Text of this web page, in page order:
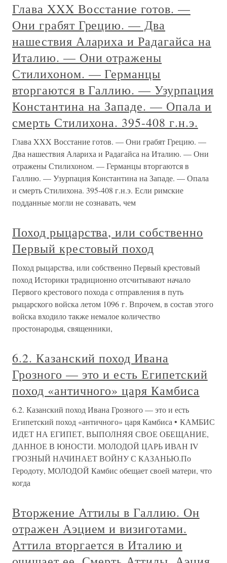
Глава XXX Восстание готов. —
Они грабят Грецию. — Два
нашествия Алариха и Радагайса на
Италию. — Они отражены
Стилихоном. — Германцы
вторгаются в Галлию. — Узурпация
Константина на Западе. — Опала и
смерть Стилихона. 395-408 г.н.э.
Глава XXX Восстание готов. — Они грабят Грецию. —
Два нашествия Алариха и Радагайса на Италию. — Они
отражены Стилихоном. — Германцы вторгаются в
Галлию. — Узурпация Константина на Западе. — Опала
и смерть Стилихона. 395-408 г.н.э. Если римские
подданные могли не сознавать, чем
Поход рыцарства, или собственно
Первый крестовый поход
Поход рыцарства, или собственно Первый крестовый
поход Историки традиционно отсчитывают начало
Первого крестового похода с отправления в путь
рыцарского войска летом 1096 г. Впрочем, в состав этого
войска входило также немалое количество
простонародья, священники,
6.2. Казанский поход Ивана
Грозного — это и есть Египетский
поход «античного» царя Камбиса
6.2. Казанский поход Ивана Грозного — это и есть
Египетский поход «античного» царя Камбиса • КАМБИС
ИДЕТ НА ЕГИПЕТ, ВЫПОЛНЯЯ СВОЕ ОБЕЩАНИЕ,
ДАННОЕ В ЮНОСТИ. МОЛОДОЙ ЦАРЬ ИВАН IV
ГРОЗНЫЙ НАЧИНАЕТ ВОЙНУ С КАЗАНЬЮ.По
Геродоту, МОЛОДОЙ Камбис обещает своей матери, что
когда
Вторжение Аттилы в Галлию. Он
отражен Аэцием и визиготами.
Аттила вторгается в Италию и